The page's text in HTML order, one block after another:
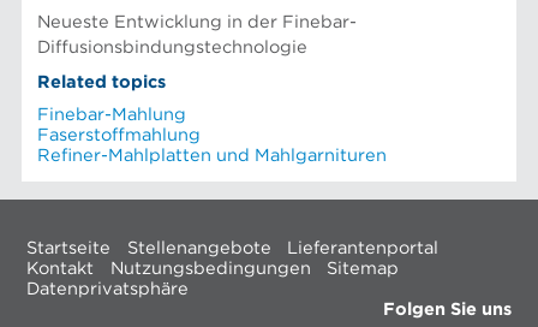
Neueste Entwicklung in der Finebar-
Diffusionsbindungstechnologie
Related topics
Finebar-Mahlung
Faserstoffmahlung
Refiner-Mahlplatten und Mahlgarnituren
Startseite Stellenangebote
Lieferantenportal
Kontakt
Nutzungsbedingungen
Sitemap
Datenprivatsphäre
Folgen Sie uns